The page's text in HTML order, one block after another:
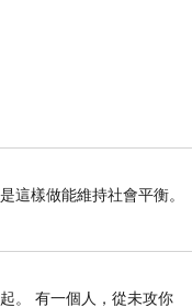
這樣做能維持社會平衡。
。 有一個人，從未攻你